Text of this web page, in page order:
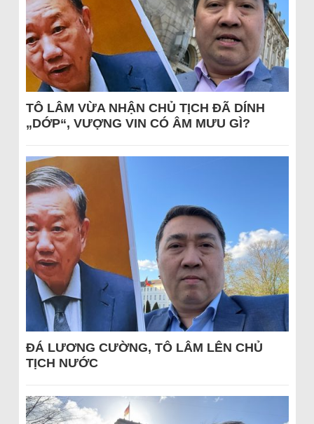
TÔ LÂM VỪA NHẬN CHỦ TỊCH ĐÃ DÍNH
„DỚP“, VƯỢNG VIN CÓ ÂM MƯU GÌ?
ĐÁ LƯƠNG CƯỜNG, TÔ LÂM LÊN CHỦ
TỊCH NƯỚC